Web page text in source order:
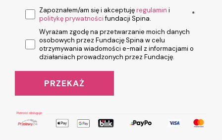
Zapoznałem/am się i akceptujęregulamin i
politykę prywatnościfundacji Spina. *
Wyrażam zgodę na przetwarzanie moich danych
osobowych przez Fundację Spina w celu
otrzymywania wiadomości e-mail z informacjami o
działaniach prowadzonych przez Fundację.
PRZEKAŻ